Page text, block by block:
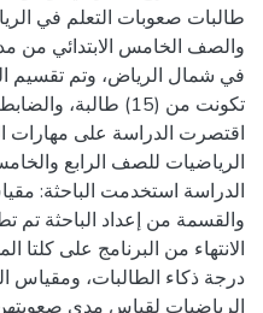
طالبات صعوبات التعلم في
والصف الخامس الابتدائي من
في شمال الرياض، وتم تقسيم
اقتصرت الدراسة على
الرياضيات للصف الرابع
الدراسة استخدمت الباحثة:
والقسمة من إعداد الباحثة تم
الانتهاء من البرنامج على
درجة ذكاء الطالبات، ومقياس
الرياضيات لقياس مدى